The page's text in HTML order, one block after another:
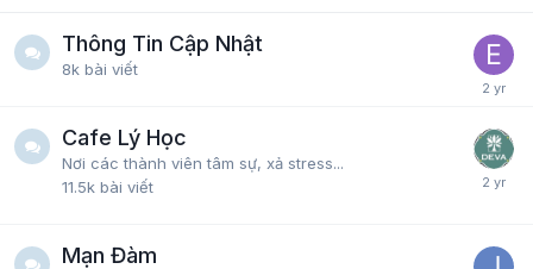
Thông Tin Cập Nhật
8k bài viết
Cafe Lý Học
Nơi các thành viên tâm sự, xả stress...
11.5k bài viết
Mạn Đàm